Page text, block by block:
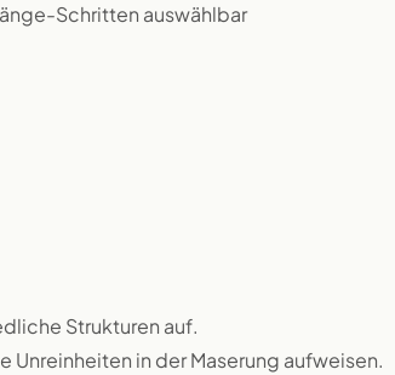
Schritten auswählbar
Strukturen auf.
Unreinheiten in der Maserung aufweisen.